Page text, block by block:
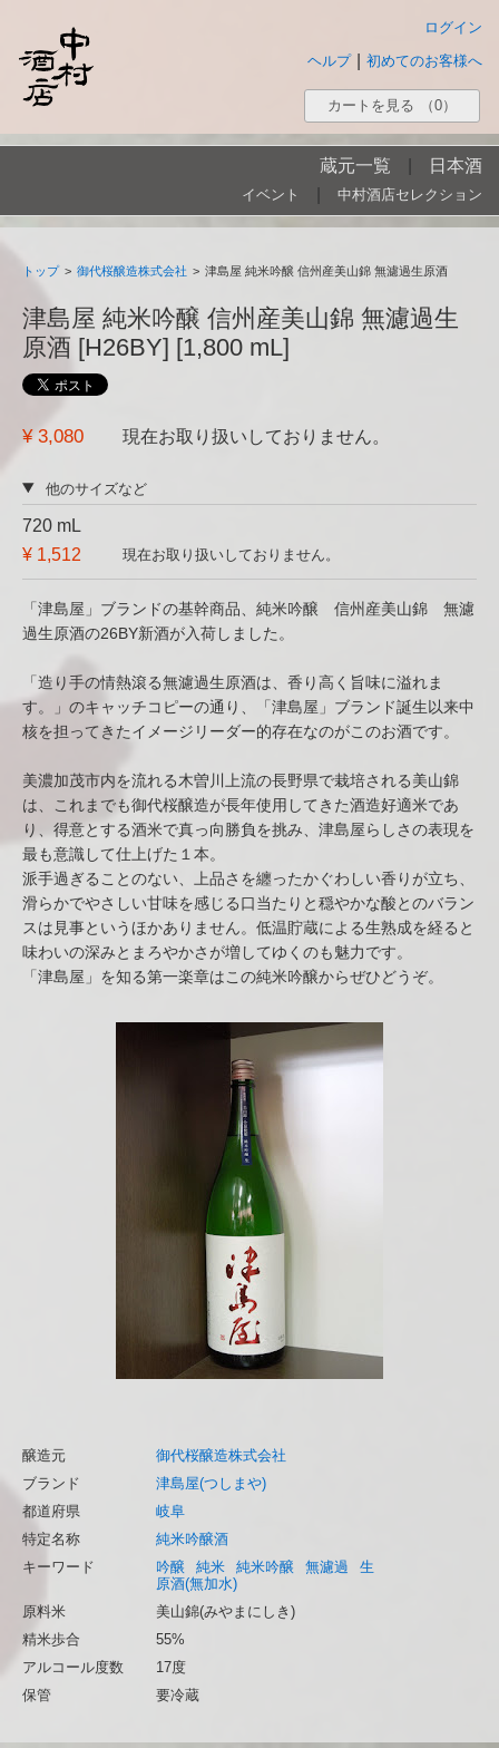
ログイン
初めてのお客様へ
ヘルプ
カートを見る （0）
蔵元一覧 日本酒
イベント 中村酒店セレクション
トップ > 御代桜醸造株式会社 > 津島屋 純米吟醸 信州産美山錦 無濾過生原酒
津島屋 純米吟醸 信州産美山錦 無濾過生
原酒 [H26BY] [1,800 mL]
¥ 3,080 現在お取り扱いしておりません。
他のサイズなど
720 mL
¥ 1,512
現在お取り扱いしておりません。
「津島屋」ブランドの基幹商品、純米吟醸 信州産美山錦 無濾
過生原酒の26BY新酒が入荷しました。
「造り手の情熱滾る無濾過生原酒は、香り高く旨味に溢れま
す。」のキャッチコピーの通り、「津島屋」ブランド誕生以来中
核を担ってきたイメージリーダー的存在なのがこのお酒です。
美濃加茂市内を流れる木曽川上流の長野県で栽培される美山錦
は、これまでも御代桜醸造が長年使用してきた酒造好適米であ
り、得意とする酒米で真っ向勝負を挑み、津島屋らしさの表現を
最も意識して仕上げた１本。
派手過ぎることのない、上品さを纏ったかぐわしい香りが立ち、
滑らかでやさしい甘味を感じる口当たりと穏やかな酸とのバラン
スは見事というほかありません。低温貯蔵による生熟成を経ると
味わいの深みとまろやかさが増してゆくのも魅力です。
「津島屋」を知る第一楽章はこの純米吟醸からぜひどうぞ。
醸造元
御代桜醸造株式会社
ブランド
津島屋(つしまや)
都道府県
岐阜
特定名称
純米吟醸酒
キーワード
吟醸 純米 純米吟醸 無濾過
生
原酒(無加水)
原料米
美山錦(みやまにしき)
精米歩合
55%
アルコール度数
17度
保管
要冷蔵